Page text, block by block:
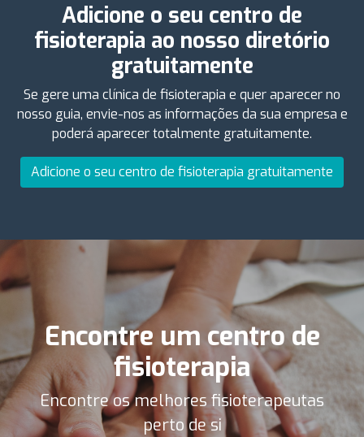
Adicione o seu centro de
fisioterapia ao nosso diretório
gratuitamente
Se gere uma clínica de fisioterapia e quer aparecer no
nosso guia, envie-nos as informações da sua empresa e
poderá aparecer totalmente gratuitamente.
Adicione o seu centro de fisioterapia gratuitamente
Encontre um centro de
fisioterapia
Encontre os melhores fisioterapeutas
perto de si